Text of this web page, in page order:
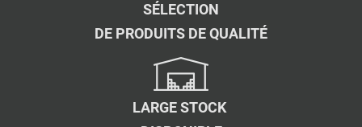
SÉLECTION
DE PRODUITS DE QUALITÉ
LARGE STOCK